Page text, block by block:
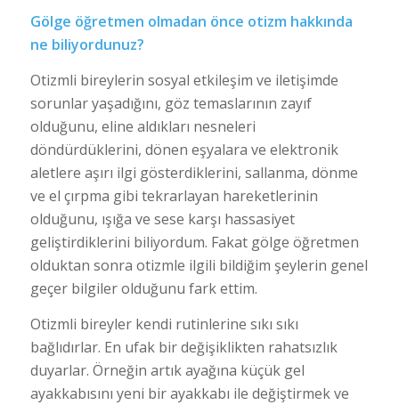
Gölge öğretmen olmadan önce otizm hakkında
ne biliyordunuz?
Otizmli bireylerin sosyal etkileşim ve iletişimde
sorunlar yaşadığını, göz temaslarının zayıf
olduğunu, eline aldıkları nesneleri
döndürdüklerini, dönen eşyalara ve elektronik
aletlere aşırı ilgi gösterdiklerini, sallanma, dönme
ve el çırpma gibi tekrarlayan hareketlerinin
olduğunu, ışığa ve sese karşı hassasiyet
geliştirdiklerini biliyordum. Fakat gölge öğretmen
olduktan sonra otizmle ilgili bildiğim şeylerin genel
geçer bilgiler olduğunu fark ettim.
Otizmli bireyler kendi rutinlerine sıkı sıkı
bağlıdırlar. En ufak bir değişiklikten rahatsızlık
duyarlar. Örneğin artık ayağına küçük gel
ayakkabısını yeni bir ayakkabı ile değiştirmek ve